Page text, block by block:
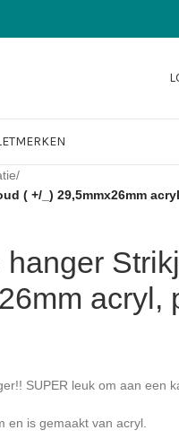
MERKEN
/
( +/_) 29,5mmx26mm
acryl,
SUPER leuk om aan een
en is gemaakt van acryl.